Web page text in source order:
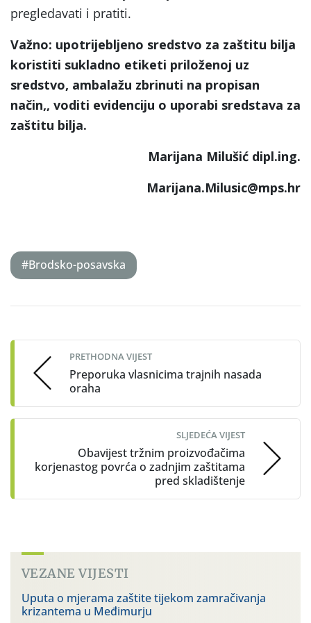
pregledavati i pratiti.
Važno: upotrijebljeno sredstvo za zaštitu bilja
koristiti sukladno etiketi priloženoj uz
sredstvo, ambalažu zbrinuti na propisan
način,, voditi evidenciju o uporabi sredstava za
zaštitu bilja.
Marijana Milušić dipl.ing.
Marijana.Milusic@mps.hr
#Brodsko-posavska
navigation
PRETHODNA VIJEST
Preporuka vlasnicima trajnih nasada
oraha
SLJEDEĆA VIJEST
Obavijest tržnim proizvođačima
korjenastog povrća o zadnjim zaštitama
pred skladištenje
VEZANE VIJESTI
Uputa o mjerama zaštite tijekom zamračivanja
krizantema u Međimurju